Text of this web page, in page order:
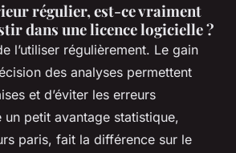
régulier, est-ce vraiment
dans une licence logicielle ?
l’utiliser régulièrement. Le gain
des analyses permettent
et d’éviter les erreurs
un petit avantage statistique,
paris, fait la différence sur le